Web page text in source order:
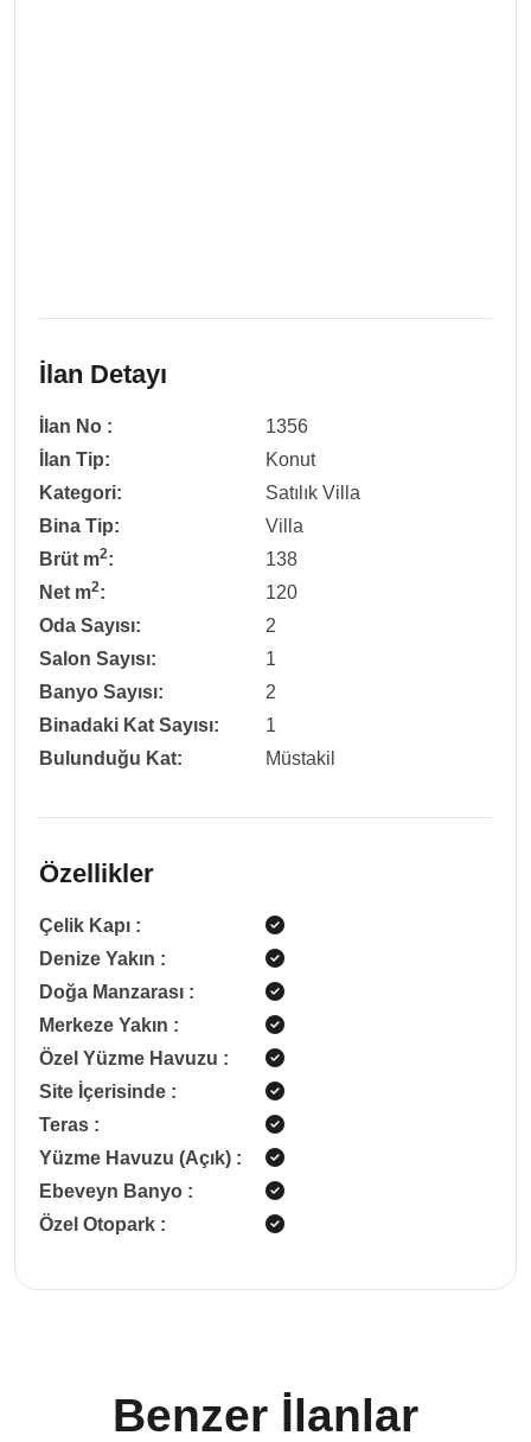
İlan Detayı
İlan No :
1356
İlan Tip:
Konut
Kategori:
Satılık Villa
Bina Tip:
Villa
Brüt m2:
138
Net m2:
120
Oda Sayısı:
2
Salon Sayısı:
1
Banyo Sayısı:
2
Binadaki Kat Sayısı:
1
Bulunduğu Kat:
Müstakil
Özellikler
Çelik Kapı :
Denize Yakın :
Doğa Manzarası :
Merkeze Yakın :
Özel Yüzme Havuzu :
Site İçerisinde :
Teras :
Yüzme Havuzu (Açık) :
Ebeveyn Banyo :
Özel Otopark :
Benzer İlanlar